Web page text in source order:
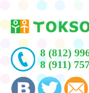
8 (812)
8 (911)